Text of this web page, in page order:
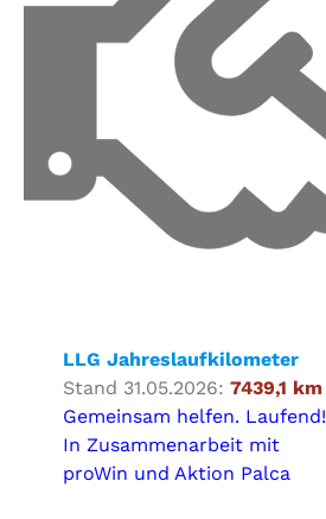
LLG Jahreslaufkilometer
Stand 31.05.2026: 7439,1 km
Gemeinsam helfen. Laufend!
In Zusammenarbeit mit
proWin und Aktion Palca